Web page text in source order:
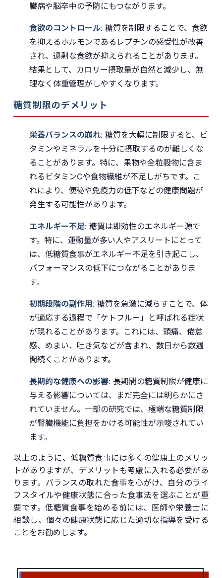
臓病や脳卒中の予防にもつながります。
食欲のコントロール: 糖質を制限することで、食欲
を抑えるホルモンであるレプチンの感受性が改善
され、過剰な食欲が抑えられることがあります。
結果として、カロリー摂取量が自然と減少し、無
理なく体重管理がしやすくなります。
糖質制限のデメリット
栄養バランスの崩れ: 糖質を大幅に制限すると、ビ
タミンやミネラルを十分に摂取するのが難しくな
ることがあります。特に、果物や全粒穀物に含ま
れるビタミンCや食物繊維が不足しがちです。こ
れにより、便秘や免疫力の低下などの健康問題が
発生する可能性があります。
エネルギー不足: 糖質は即効性のエネルギー源で
す。特に、運動量が多い人やアスリートにとって
は、低糖質食事がエネルギー不足を引き起こし、
パフォーマンスの低下につながることがありま
す。
初期段階の副作用: 糖質を急激に減らすことで、体
が適応する過程で「ケトフルー」と呼ばれる症状
が現れることがあります。これには、頭痛、倦怠
感、めまい、吐き気などが含まれ、数日から数週
間続くことがあります。
長期的な健康への影響: 長期間の糖質制限が健康に
与える影響については、まだ完全には明らかにさ
れていません。一部の研究では、極端な糖質制限
が腎臓機能に負担をかける可能性が示唆されてい
ます。
以上のように、低糖質食事には多くの健康上のメリッ
トがありますが、デメリットも考慮に入れる必要があ
ります。バランスの取れた食事を心がけ、自分のライ
フスタイルや健康状態に合った食事法を選ぶことが重
要です。低糖質食事を始める前には、医師や栄養士に
相談し、個々の健康状態に応じた適切な指導を受ける
ことをお勧めします。